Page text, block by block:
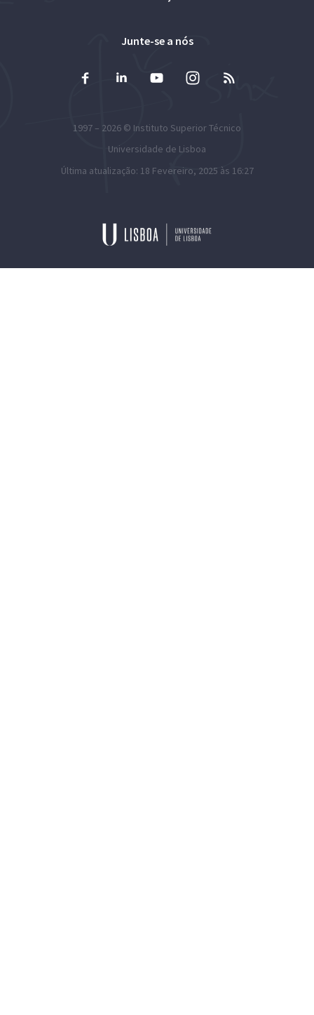
Junte-se a nós
1997 – 2026 © Instituto Superior Técnico
Universidade de Lisboa
Última atualização: 18 Fevereiro, 2025 às 16:27